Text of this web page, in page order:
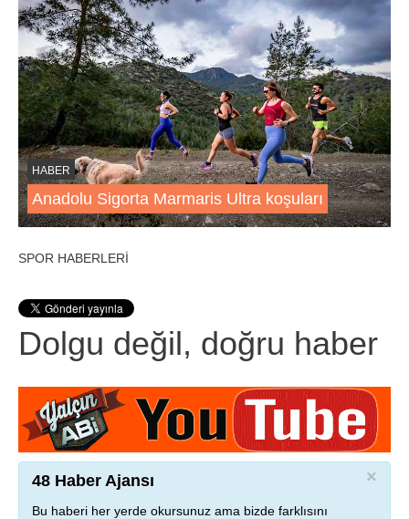
HABER
Anadolu Sigorta Marmaris Ultra koşuları
SPOR HABERLERİ
Dolgu değil, doğru haber
×
48 Haber Ajansı
Bu haberi her yerde okursunuz ama bizde farklısını